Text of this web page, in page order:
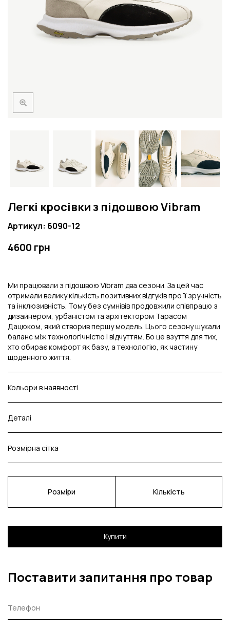
Легкі кросівки з підошвою Vibram
Артикул: 6090-12
4600 грн
Ми працювали з підошвою Vibram два сезони. За цей час
отримали велику кількість позитивних відгуків про її зручність
та інклюзивність. Тому без сумнівів продовжили співпрацю з
дизайнером, урбаністом та архітектором Тарасом
Дацюком, який створив першу модель. Цього сезону шукали
баланс між технологічністю і відчуттям. Бо це взуття для тих,
хто обирає комфорт як базу, а технологію, як частину
щоденного життя.
Кольори в наявності
Деталі
Розмірна сітка
Розміри Кількість
Купити
Поставити запитання про товар